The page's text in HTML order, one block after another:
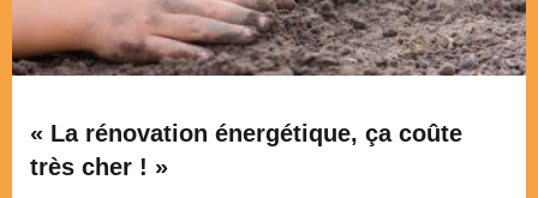
« La rénovation énergétique, ça coûte
très cher ! »